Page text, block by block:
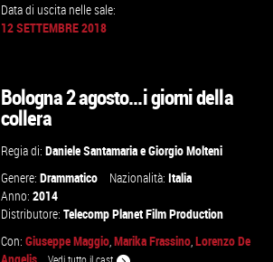
Data di uscita nelle sale:
12 SETTEMBRE 2018
Bologna 2 agosto...i giorni della
collera
Regia di:Daniele SantamariaeGiorgio Molteni
Genere:Drammatico Nazionalità:Italia
Anno:2014
Distributore:Telecomp Planet Film Production
Con:Giuseppe Maggio,Marika Frassino,Lorenzo De